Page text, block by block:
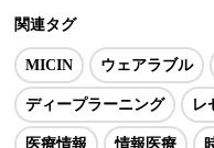
関連タグ
MICIN ウェアラブル
ディープラーニング レ
医療情報 情報医療